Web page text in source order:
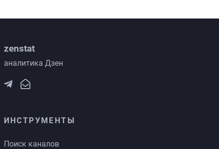
zenstat
аналитика Дзен
ИНСТРУМЕНТЫ
Поиск каналов